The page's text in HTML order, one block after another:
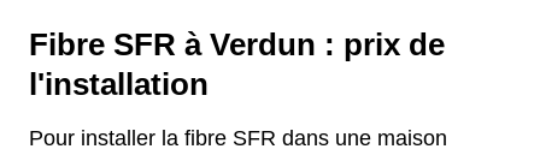
Fibre SFR à Verdun : prix de
l'installation
Pour installer la fibre SFR dans une maison